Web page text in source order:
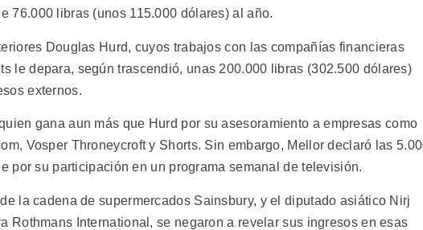
76.000 libras (unos 115.000 dólares) al año.
Douglas Hurd, cuyos trabajos con las compañías financieras
le depara, según trascendió, unas 200.000 libras (302.500 dólares)
externos.
gana aun más que Hurd por su asesoramiento a empresas como
Vosper Throneycroft y Shorts. Sin embargo, Mellor declaró las
por su participación en un programa semanal de televisión.
la cadena de supermercados Sainsbury, y el diputado asiático Nirj
Rothmans International, se negaron a revelar sus ingresos en esas